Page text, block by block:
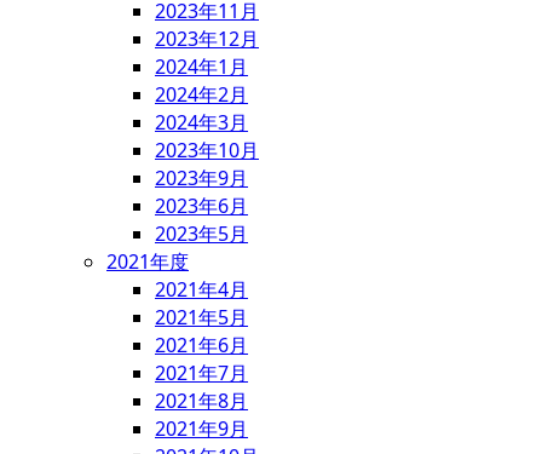
2023年11月
2023年12月
2024年1月
2024年2月
2024年3月
2023年10月
2023年9月
2023年6月
2023年5月
2021年度
2021年4月
2021年5月
2021年6月
2021年7月
2021年8月
2021年9月